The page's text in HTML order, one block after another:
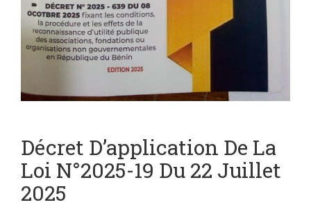
Décret D’application De La
Loi N°2025-19 Du 22 Juillet
2025